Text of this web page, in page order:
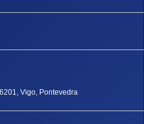
Vigo, Pontevedra